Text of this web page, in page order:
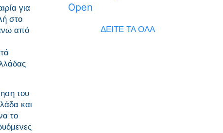
για
στο
από
του
και
το
Open
ΔΕΙΤΕ ΤΑ ΟΛΑ